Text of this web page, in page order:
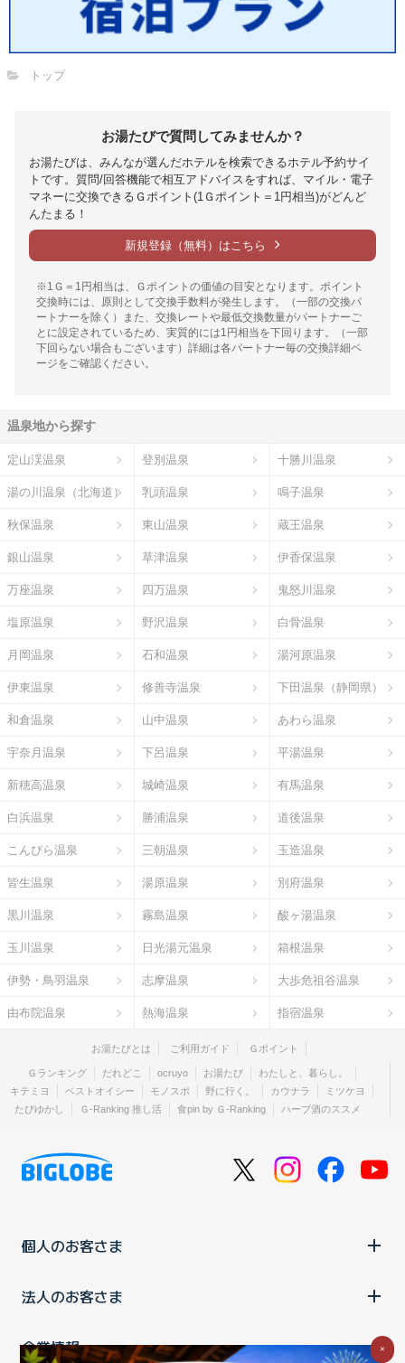
トップ
お湯たびで質問してみませんか？
お湯たびは、みんなが選んだホテルを検索できるホテル予約サイ
トです。質問/回答機能で相互アドバイスをすれば、マイル・電子
マネーに交換できるＧポイント(1Ｇポイント＝1円相当)がどんど
んたまる！
新規登録（無料）はこちら
※1Ｇ＝1円相当は、Ｇポイントの価値の目安となります。ポイント
交換時には、原則として交換手数料が発生します。（一部の交換パ
ートナーを除く）また、交換レートや最低交換数量がパートナーご
とに設定されているため、実質的には1円相当を下回ります。（一部
下回らない場合もございます）詳細は各パートナー毎の交換詳細ペ
ージをご確認ください。
温泉地から探す
定山渓温泉 登別温泉 十勝川温泉
湯の川温泉（北海道） 乳頭温泉 鳴子温泉
秋保温泉 東山温泉 蔵王温泉
銀山温泉 草津温泉 伊香保温泉
万座温泉 四万温泉 鬼怒川温泉
塩原温泉 野沢温泉 白骨温泉
月岡温泉 石和温泉 湯河原温泉
伊東温泉 修善寺温泉 下田温泉（静岡県）
和倉温泉 山中温泉 あわら温泉
宇奈月温泉 下呂温泉 平湯温泉
新穂高温泉 城崎温泉 有馬温泉
白浜温泉 勝浦温泉 道後温泉
こんぴら温泉 三朝温泉 玉造温泉
皆生温泉 湯原温泉 別府温泉
黒川温泉 霧島温泉 酸ヶ湯温泉
玉川温泉 日光湯元温泉 箱根温泉
伊勢・鳥羽温泉 志摩温泉 大歩危祖谷温泉
由布院温泉 熱海温泉 指宿温泉
お湯たびとは ご利用ガイド Ｇポイント
Ｇランキング だれどこ ocruyo お湯たび
わたしと、暮らし。
キテミヨ
ベストオイシー モノスポ 野に行く。 カウナラ
ミツケヨ
たびゆかし
Ｇ-Ranking 推し活 食pin by Ｇ-Ranking ハーブ酒のススメ
個人のお客さま
法人のお客さま
企業情報 ×